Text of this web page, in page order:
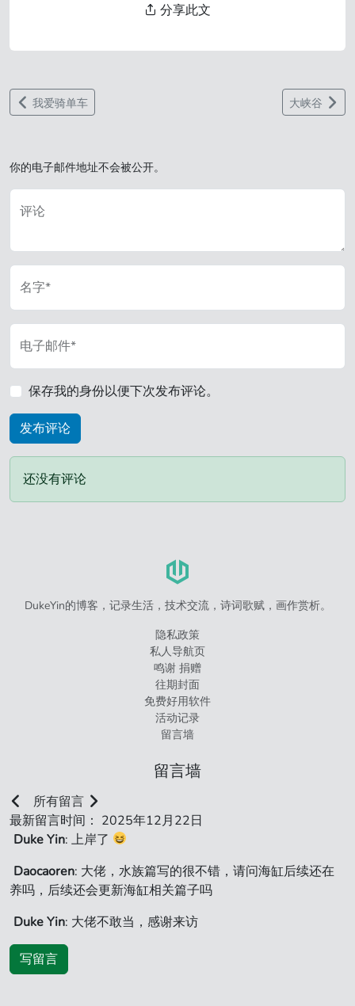
分享此文
我爱骑单车 大峡谷
你的电子邮件地址不会被公开。
评论
名字*
电子邮件*
保存我的身份以便下次发布评论。
还没有评论
DukeYin的博客，记录生活，技术交流，诗词歌赋，画作赏析。
隐私政策
私人导航页
鸣谢 捐赠
往期封面
免费好用软件
活动记录
留言墙
留言墙
所有留言
最新留言时间： 2025年12月22日
Duke Yin: 上岸了
Daocaoren: 大佬，水族篇写的很不错，请问海缸后续还在
养吗，后续还会更新海缸相关篇子吗
Duke Yin: 大佬不敢当，感谢来访
写留言